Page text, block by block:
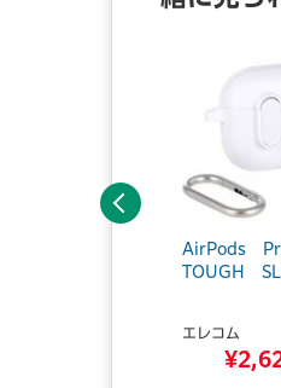
AirPods
TOUGH
エレコム
前へ